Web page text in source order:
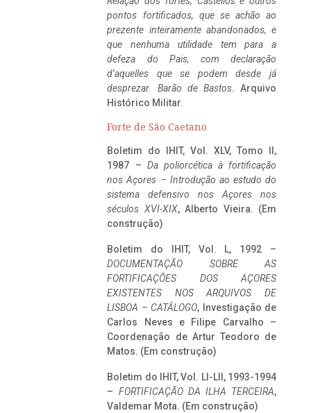
pontos fortificados, que se achão ao
prezente inteiramente abandonados, e
que nenhuma utilidade tem para a
defeza do Pais, com declaração
d’aquelles que se podem desde já
desprezar. Barão de Bastos. Arquivo
Histórico Militar.
Forte de São Caetano
Boletim do IHIT, Vol. XLV, Tomo II,
1987 – Da poliorcética à fortificação
nos Açores – Introdução ao estudo do
sistema defensivo nos Açores nos
séculos XVI-XIX, Alberto Vieira. (Em
construção)
Boletim do IHIT, Vol. L, 1992 –
DOCUMENTAÇÃO SOBRE AS
FORTIFICAÇÕES DOS AÇORES
EXISTENTES NOS ARQUIVOS DE
LISBOA – CATÁLOGO, Investigação de
Carlos Neves e Filipe Carvalho –
Coordenação de Artur Teodoro de
Matos. (Em construção)
Boletim do IHIT, Vol. LI-LII, 1993-1994
– FORTIFICAÇÃO DA ILHA TERCEIRA,
Valdemar Mota. (Em construção)